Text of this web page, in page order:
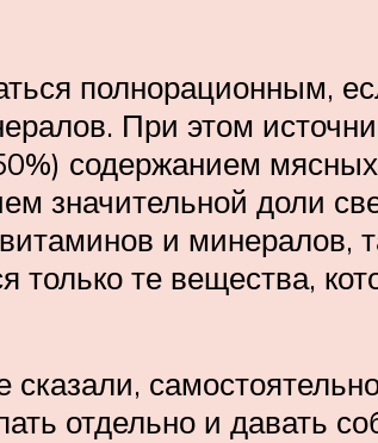
полнорационным,
При этом
содержанием
значительной доли
и минералов,
только те вещества,
отдельно и давать